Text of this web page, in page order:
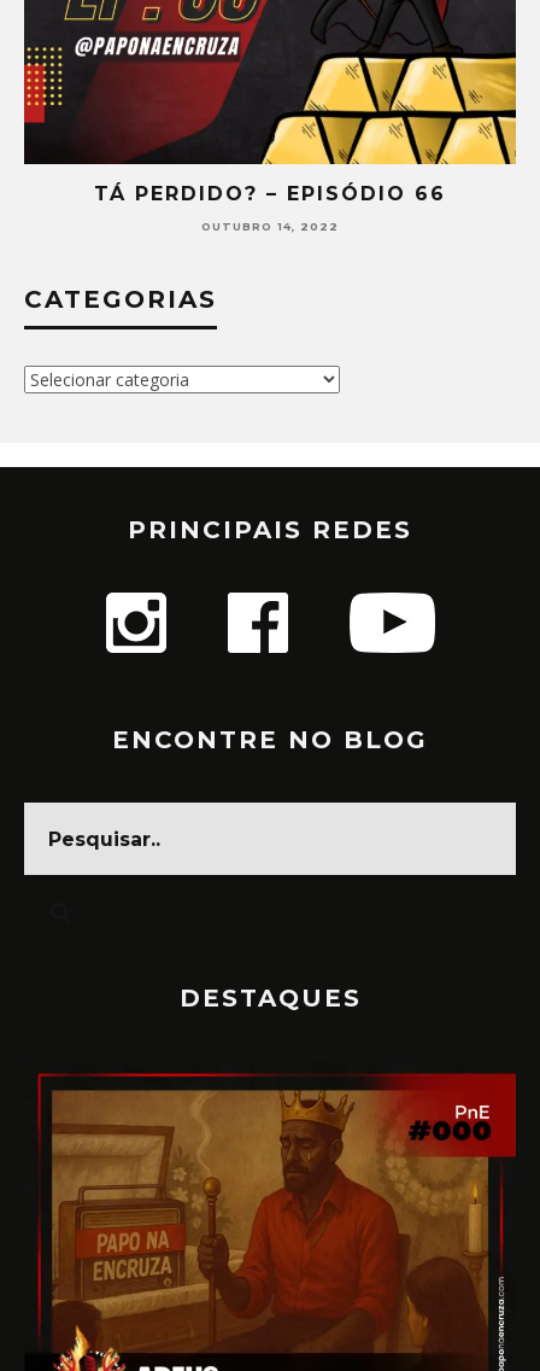
TÁ PERDIDO? – EPISÓDIO 66
OUTUBRO 14, 2022
CATEGORIAS
Categorias
PRINCIPAIS REDES
ENCONTRE NO BLOG
DESTAQUES